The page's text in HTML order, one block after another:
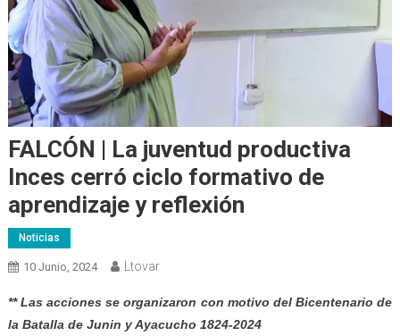
FALCÓN | La juventud productiva
Inces cerró ciclo formativo de
aprendizaje y reflexión
Noticias
10 Junio, 2024 Ltovar
** Las acciones se organizaron con motivo del Bicentenario de
la Batalla de Junin y Ayacucho 1824-2024